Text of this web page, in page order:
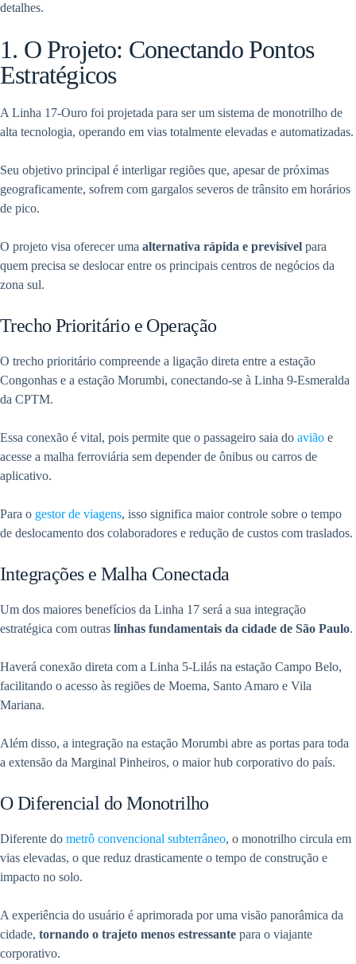
detalhes.
1. O Projeto: Conectando Pontos
Estratégicos
A Linha 17-Ouro foi projetada para ser um sistema de monotrilho de
alta tecnologia, operando em vias totalmente elevadas e automatizadas.
Seu objetivo principal é interligar regiões que, apesar de próximas
geograficamente, sofrem com gargalos severos de trânsito em horários
de pico.
O projeto visa oferecer uma alternativa rápida e previsível para
quem precisa se deslocar entre os principais centros de negócios da
zona sul.
Trecho Prioritário e Operação
O trecho prioritário compreende a ligação direta entre a estação
Congonhas e a estação Morumbi, conectando-se à Linha 9-Esmeralda
da CPTM.
Essa conexão é vital, pois permite que o passageiro saia do avião e
acesse a malha ferroviária sem depender de ônibus ou carros de
aplicativo.
Para o gestor de viagens, isso significa maior controle sobre o tempo
de deslocamento dos colaboradores e redução de custos com traslados.
Integrações e Malha Conectada
Um dos maiores benefícios da Linha 17 será a sua integração
estratégica com outras linhas fundamentais da cidade de São Paulo.
Haverá conexão direta com a Linha 5-Lilás na estação Campo Belo,
facilitando o acesso às regiões de Moema, Santo Amaro e Vila
Mariana.
Além disso, a integração na estação Morumbi abre as portas para toda
a extensão da Marginal Pinheiros, o maior hub corporativo do país.
O Diferencial do Monotrilho
Diferente do metrô convencional subterrâneo, o monotrilho circula em
vias elevadas, o que reduz drasticamente o tempo de construção e
impacto no solo.
A experiência do usuário é aprimorada por uma visão panorâmica da
cidade, tornando o trajeto menos estressante para o viajante
corporativo.